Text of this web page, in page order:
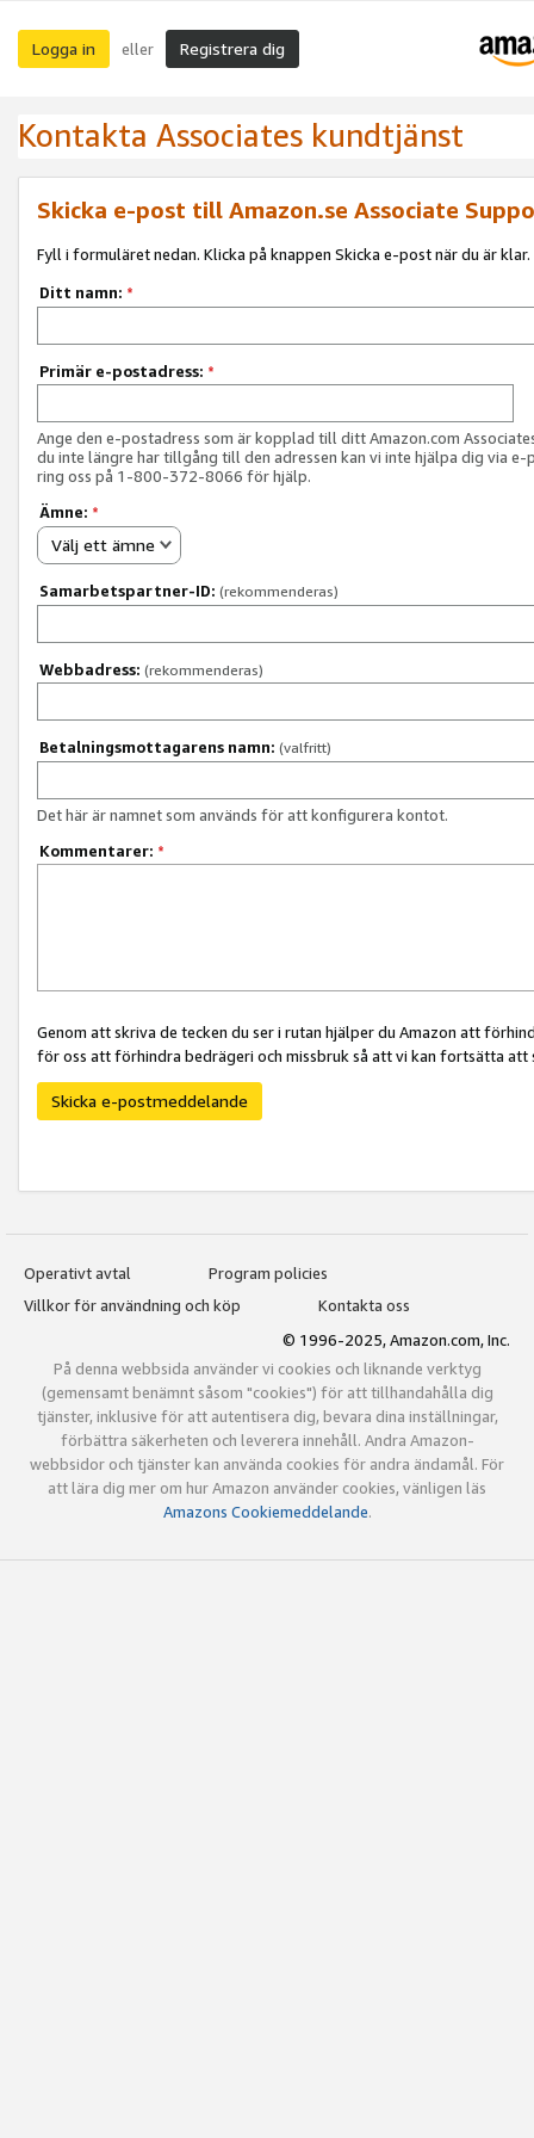
Logga in eller Registrera dig
Kontakta Associates kundtjänst
Skicka e-post till Amazon.se Associate
Fyll i formuläret nedan. Klicka på knappen Skicka e-post när du är klar.
Ditt namn: *
Primär e-postadress: *
Ange den e-postadress som är kopplad till ditt Amazon.com
du inte längre har tillgång till den adressen kan vi inte hjälpa dig via e-
ring oss på 1-800-372-8066 för hjälp.
Ämne: *
Välj ett ämne
Samarbetspartner-ID: (rekommenderas)
Webbadress: (rekommenderas)
Betalningsmottagarens namn: (valfritt)
Det här är namnet som används för att konfigurera kontot.
Kommentarer: *
Genom att skriva de tecken du ser i rutan hjälper du Amazon att
för oss att förhindra bedrägeri och missbruk så att vi kan fortsätta
Skicka e-postmeddelande
Operativt avtal
Program policies
Villkor för användning och köp
Kontakta oss
© 1996-2025, Amazon.com, Inc.
På denna webbsida använder vi cookies och liknande verktyg
(gemensamt benämnt såsom "cookies") för att tillhandahålla dig
tjänster, inklusive för att autentisera dig, bevara dina inställningar,
förbättra säkerheten och leverera innehåll. Andra Amazon-
webbsidor och tjänster kan använda cookies för andra ändamål. För
att lära dig mer om hur Amazon använder cookies, vänligen läs
Amazons Cookiemeddelande.